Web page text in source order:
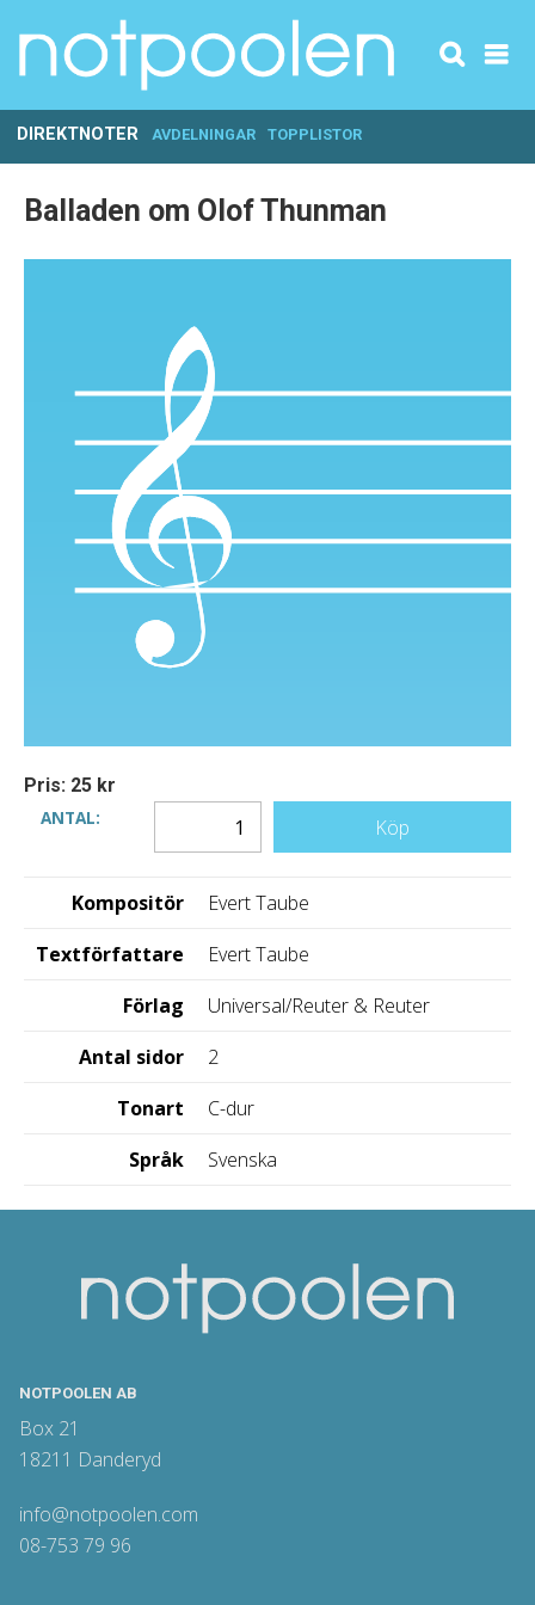
DIREKTNOTER AVDELNINGAR TOPPLISTOR
Balladen om Olof Thunman
Pris: 25 kr
ANTAL:
Köp
Kompositör
Evert Taube
Textförfattare
Evert Taube
Förlag
Universal/Reuter & Reuter
Antal sidor
2
Tonart
C-dur
Språk
Svenska
NOTPOOLEN AB
Box 21
18211 Danderyd
info@notpoolen.com
08-753 79 96